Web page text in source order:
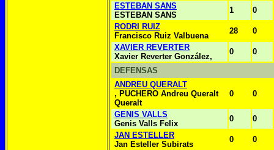
ESTEBAN SANS
ESTEBAN SANS
1
0
RODRI RUIZ
Francisco Ruiz Valbuena
28
0
XAVIER REVERTER
Xavier Reverter González,
0 0
DEFENSAS
ANDREU QUERALT
, PUCHERO Andreu Queralt
Queralt
0 0
GENIS VALLS
Genis Valls Felix
0
0
JAN ESTELLER
Jan Esteller Subirats
0
0